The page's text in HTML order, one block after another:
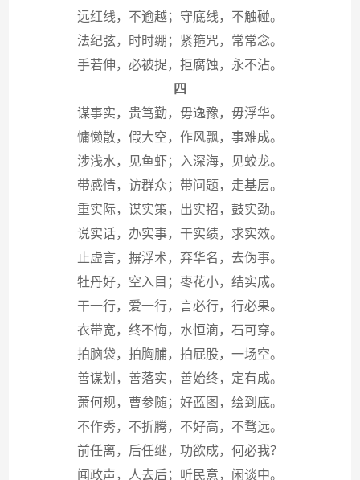
远红线，不逾越；守底线，不触碰。
法纪弦，时时绷；紧箍咒，常常念。
手若伸，必被捉，拒腐蚀，永不沾。
四
谋事实，贵笃勤，毋逸豫，毋浮华。
慵懒散，假大空，作风飘，事难成。
涉浅水，见鱼虾；入深海，见蛟龙。
带感情，访群众；带问题，走基层。
重实际，谋实策，出实招，鼓实劲。
说实话，办实事，干实绩，求实效。
止虚言，摒浮术，弃华名，去伪事。
牡丹好，空入目；枣花小，结实成。
干一行，爱一行，言必行，行必果。
衣带宽，终不悔，水恒滴，石可穿。
拍脑袋，拍胸脯，拍屁股，一场空。
善谋划，善落实，善始终，定有成。
萧何规，曹参随；好蓝图，绘到底。
不作秀，不折腾，不好高，不骛远。
前任离，后任继，功欲成，何必我？
闻政声，人去后；听民意，闲谈中。